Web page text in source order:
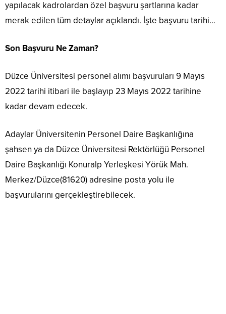
yapılacak kadrolardan özel başvuru şartlarına kadar
merak edilen tüm detaylar açıklandı. İşte başvuru tarihi…
Son Başvuru Ne Zaman?
Düzce Üniversitesi personel alımı başvuruları 9 Mayıs
2022 tarihi itibari ile başlayıp 23 Mayıs 2022 tarihine
kadar devam edecek.
Adaylar Üniversitenin Personel Daire Başkanlığına
şahsen ya da Düzce Üniversitesi Rektörlüğü Personel
Daire Başkanlığı Konuralp Yerleşkesi Yörük Mah.
Merkez/Düzce(81620) adresine posta yolu ile
başvurularını gerçekleştirebilecek.